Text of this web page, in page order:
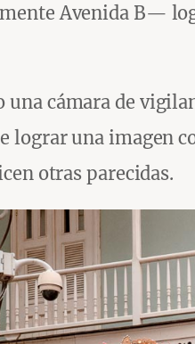
Avenida B—
una cámara de
una imagen
otras parecidas.